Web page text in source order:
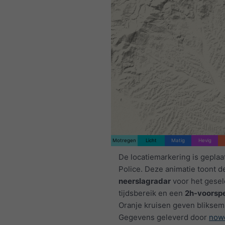
Motregen Licht Matig Hevig
De locatiemarkering is
Police. Deze animatie toont
neerslagradar voor het
tijdsbereik en een 2h-
Oranje kruisen geven
Gegevens geleverd door